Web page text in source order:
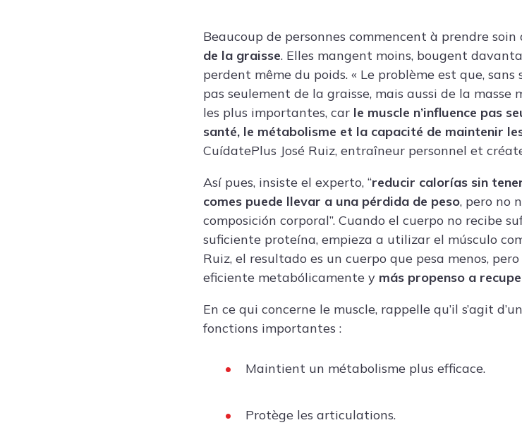
Beaucoup de personnes commencent à prendre soin
de la graisse. Elles mangent moins, bougent
perdent même du poids. « Le problème est que, sans
pas seulement de la graisse, mais aussi de la masse
les plus importantes, car le muscle n’influence pas
santé, le métabolisme et la capacité de maintenir
CuídatePlus José Ruiz, entraîneur personnel et
Así pues, insiste el experto, “reducir calorías sin
comes puede llevar a una pérdida de peso, pero no
composición corporal”. Cuando el cuerpo no recibe
suficiente proteína, empieza a utilizar el músculo
Ruiz, el resultado es un cuerpo que pesa menos,
eficiente metabólicamente y más propenso a
En ce qui concerne le muscle, rappelle qu’il s’agit
fonctions importantes :
Maintient un métabolisme plus efficace.
Protège les articulations.